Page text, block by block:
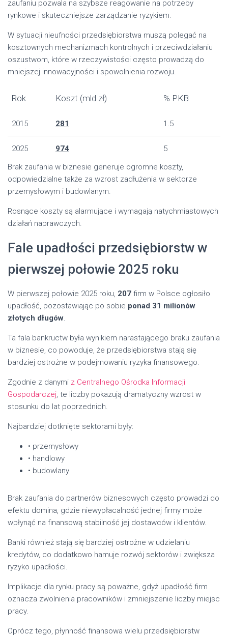
zaufaniu pozwala na szybsze reagowanie na potrzeby
rynkowe i skuteczniejsze zarządzanie ryzykiem.
W sytuacji nieufności przedsiębiorstwa muszą polegać na
kosztownych mechanizmach kontrolnych i przeciwdziałaniu
oszustwom, które w rzeczywistości często prowadzą do
mniejszej innowacyjności i spowolnienia rozwoju.
Rok Koszt (mld zł) % PKB
2015 281 1.5
2025 974
5
Brak zaufania w biznesie generuje ogromne koszty,
odpowiedzialne także za wzrost zadłużenia w sektorze
przemysłowym i budowlanym.
Rosnące koszty są alarmujące i wymagają natychmiastowych
działań naprawczych.
Fale upadłości przedsiębiorstw w
pierwszej połowie 2025 roku
W pierwszej połowie 2025 roku, 207 firm w Polsce ogłosiło
upadłość, pozostawiając po sobie ponad 31 milionów
złotych długów.
Ta fala bankructw była wynikiem narastającego braku zaufania
w biznesie, co powoduje, że przedsiębiorstwa stają się
bardziej ostrożne w podejmowaniu ryzyka finansowego.
Zgodnie z danymi z Centralnego Ośrodka Informacji
Gospodarczej, te liczby pokazują dramatyczny wzrost w
stosunku do lat poprzednich.
Najbardziej dotknięte sektorami były:
• przemysłowy
• handlowy
• budowlany
Brak zaufania do partnerów biznesowych często prowadzi do
efektu domina, gdzie niewypłacalność jednej firmy może
wpłynąć na finansową stabilność jej dostawców i klientów.
Banki również stają się bardziej ostrożne w udzielaniu
kredytów, co dodatkowo hamuje rozwój sektorów i zwiększa
ryzyko upadłości.
Implikacje dla rynku pracy są poważne, gdyż upadłość firm
oznacza zwolnienia pracowników i zmniejszenie liczby miejsc
pracy.
Oprócz tego, płynność finansowa wielu przedsiębiorstw